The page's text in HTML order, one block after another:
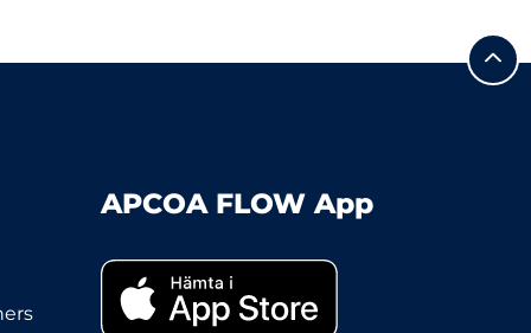
APCOA FLOW App